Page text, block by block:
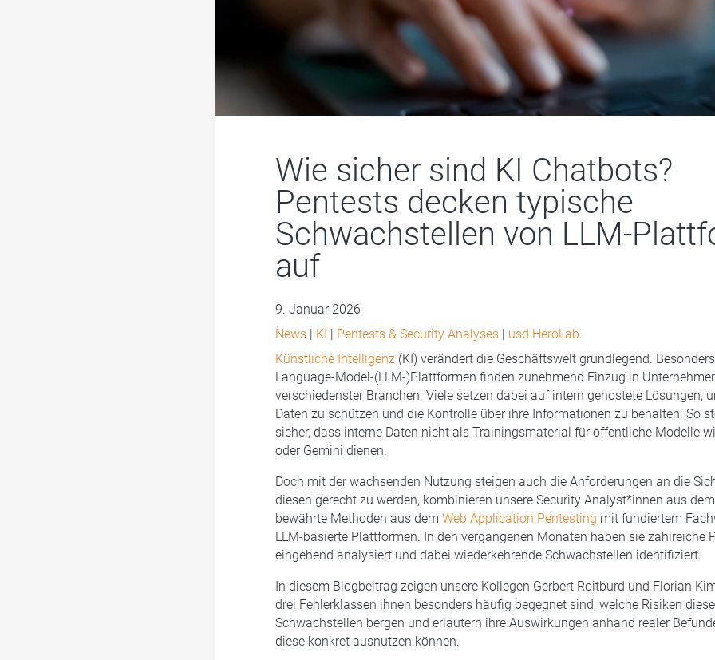
Wie sicher sind KI Chatbots?
Pentests decken typische
Schwachstellen von LLM-
auf
9. Januar 2026
News| KI | Pentests & Security Analyses| usd HeroLab
Künstliche Intelligenz (KI) verändert die Geschäftswelt grundlegend.
Language-Model-(LLM-)Plattformen finden zunehmend Einzug in
verschiedenster Branchen. Viele setzen dabei auf intern gehostete Lösungen,
Daten zu schützen und die Kontrolle über ihre Informationen zu behalten. So
sicher, dass interne Daten nicht als Trainingsmaterial für öffentliche Modelle
oder Gemini dienen.
Doch mit der wachsenden Nutzung steigen auch die Anforderungen an die
diesen gerecht zu werden, kombinieren unsere Security Analyst*innen aus dem
bewährte Methoden aus dem Web Application Pentesting mit fundiertem
LLM-basierte Plattformen. In den vergangenen Monaten haben sie zahlreiche
eingehend analysiert und dabei wiederkehrende Schwachstellen identifiziert.
In diesem Blogbeitrag zeigen unsere Kollegen Gerbert Roitburd und Florian
drei Fehlerklassen ihnen besonders häufig begegnet sind, welche Risiken diese
Schwachstellen bergen und erläutern ihre Auswirkungen anhand realer
diese konkret ausnutzen können.